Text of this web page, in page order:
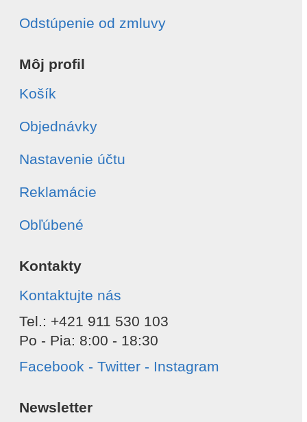
Dátum vytvorenia objednávky*
Typ odstúpenia
Celá objednávka
Odstúpenie od zmluvy
Môj profil
Košík
Objednávky
Nastavenie účtu
Reklamácie
Obľúbené
Kontakty
Kontaktujte nás
Tel.: +421 911 530 103
Po - Pia: 8:00 - 18:30
Facebook - Twitter - Instagram
Newsletter